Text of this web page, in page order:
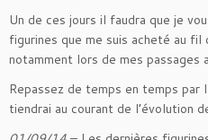
Un de ces jours il faudra que je
figurines que me suis acheté au
notamment lors de mes passages
Repassez de temps en temps par
tiendrai au courant de l’évolution